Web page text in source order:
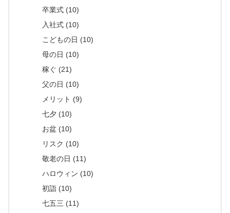
卒業式 (10)
入社式 (10)
こどもの日 (10)
母の日 (10)
稼ぐ (21)
父の日 (10)
メリット (9)
七夕 (10)
お盆 (10)
リスク (10)
敬老の日 (11)
ハロウィン (10)
初詣 (10)
七五三 (11)